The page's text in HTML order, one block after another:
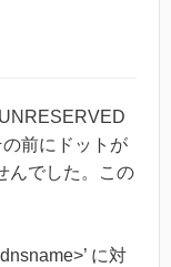
前にドットが
んでした。この
に対